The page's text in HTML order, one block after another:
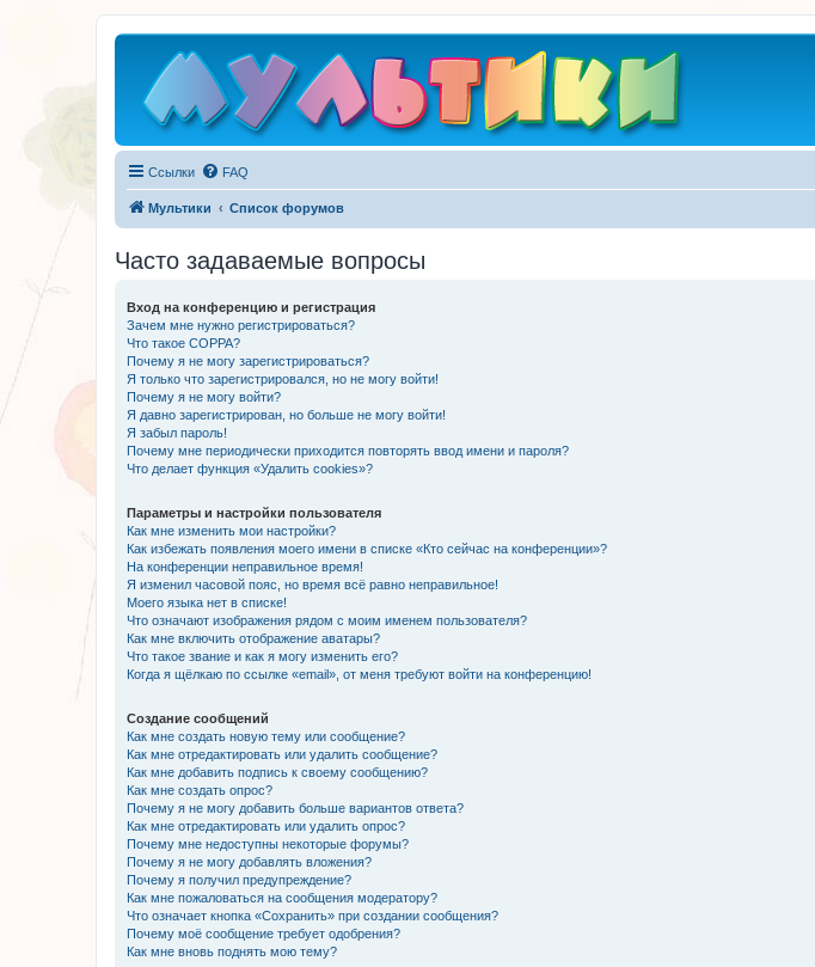
Ссылки FAQ
Мультики Список форумов
Часто задаваемые вопросы
Вход на конференцию и регистрация
Зачем мне нужно регистрироваться?
Что такое COPPA?
Почему я не могу зарегистрироваться?
Я только что зарегистрировался, но не могу войти!
Почему я не могу войти?
Я давно зарегистрирован, но больше не могу войти!
Я забыл пароль!
Почему мне периодически приходится повторять ввод имени и пароля?
Что делает функция «Удалить cookies»?
Параметры и настройки пользователя
Как мне изменить мои настройки?
Как избежать появления моего имени в списке «Кто сейчас на конференции»?
На конференции неправильное время!
Я изменил часовой пояс, но время всё равно неправильное!
Моего языка нет в списке!
Что означают изображения рядом с моим именем пользователя?
Как мне включить отображение аватары?
Что такое звание и как я могу изменить его?
Когда я щёлкаю по ссылке «email», от меня требуют войти на конференцию!
Создание сообщений
Как мне создать новую тему или сообщение?
Как мне отредактировать или удалить сообщение?
Как мне добавить подпись к своему сообщению?
Как мне создать опрос?
Почему я не могу добавить больше вариантов ответа?
Как мне отредактировать или удалить опрос?
Почему мне недоступны некоторые форумы?
Почему я не могу добавлять вложения?
Почему я получил предупреждение?
Как мне пожаловаться на сообщения модератору?
Что означает кнопка «Сохранить» при создании сообщения?
Почему моё сообщение требует одобрения?
Как мне вновь поднять мою тему?